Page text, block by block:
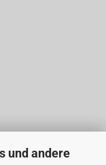
und andere